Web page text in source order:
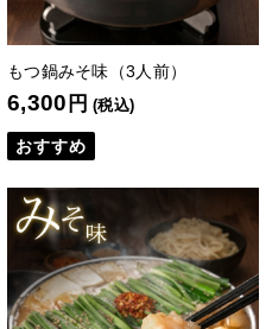
もつ鍋みそ味（3人前）
6,300 円 (税込)
おすすめ